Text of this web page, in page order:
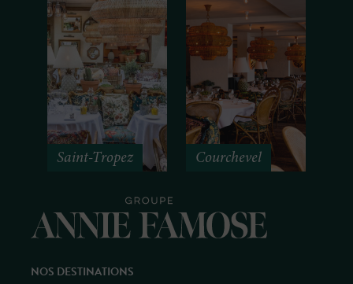
Saint-Tropez Courchevel
NOS DESTINATIONS